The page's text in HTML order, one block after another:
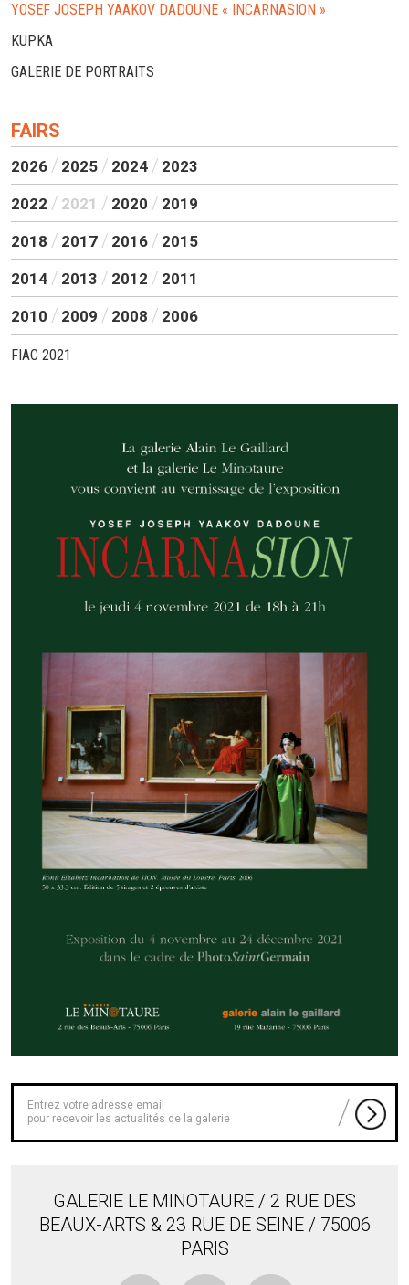
YOSEF JOSEPH YAAKOV DADOUNE « INCARNASION »
KUPKA
GALERIE DE PORTRAITS
FAIRS
2026 2025 2024 2023
2022 2021 2020 2019
2018 2017 2016 2015
2014 2013 2012 2011
2010 2009 2008 2006
FIAC 2021
pour recevoir les actualités de la galerie
GALERIE LE MINOTAURE / 2 RUE DES
BEAUX-ARTS & 23 RUE DE SEINE / 75006
PARIS